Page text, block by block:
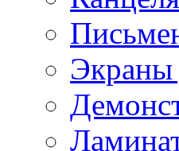
Экраны